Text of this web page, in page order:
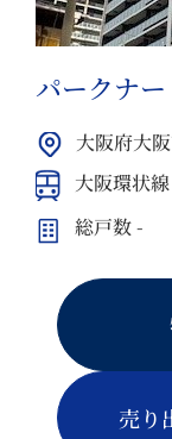
パークナ
大阪府大
大阪環状
総戸数 -
売り